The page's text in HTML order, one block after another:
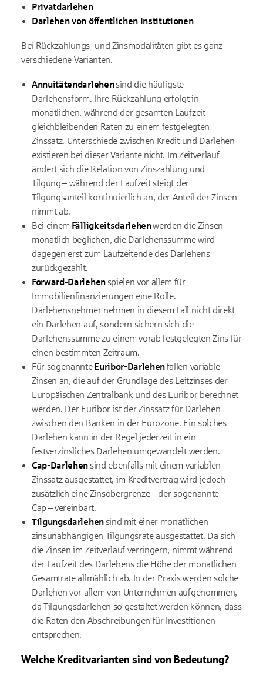
Privatdarlehen
Darlehen von öffentlichen Institutionen
Bei Rückzahlungs- und Zinsmodalitäten gibt es ganz
verschiedene Varianten.
Annuitätendarlehensind die häufigste
Darlehensform. Ihre Rückzahlung erfolgt in
monatlichen, während der gesamten Laufzeit
gleichbleibenden Raten zu einem festgelegten
Zinssatz. Unterschiede zwischen Kredit und Darlehen
existieren bei dieser Variante nicht. Im Zeitverlauf
ändert sich die Relation von Zinszahlung und
Tilgung – während der Laufzeit steigt der
Tilgungsanteil kontinuierlich an, der Anteil der Zinsen
nimmt ab.
Bei einem Fälligkeitsdarlehenwerden die Zinsen
monatlich beglichen, die Darlehenssumme wird
dagegen erst zum Laufzeitende des Darlehens
zurückgezahlt.
Forward-Darlehenspielen vor allem für
Immobilienfinanzierungen eine Rolle.
Darlehensnehmer nehmen in diesem Fall nicht direkt
ein Darlehen auf, sondern sichern sich die
Darlehenssumme zu einem vorab festgelegten Zins für
einen bestimmten Zeitraum.
Für sogenannteEuribor-Darlehenfallen variable
Zinsen an, die auf der Grundlage des Leitzinses der
Europäischen Zentralbank und des Euribor berechnet
werden. Der Euribor ist der Zinssatz für Darlehen
zwischen den Banken in der Eurozone. Ein solches
Darlehen kann in der Regel jederzeit in ein
festverzinsliches Darlehen umgewandelt werden.
Cap-Darlehen sind ebenfalls mit einem variablen
Zinssatz ausgestattet, im Kreditvertrag wird jedoch
zusätzlich eine Zinsobergrenze – der sogenannte
Cap – vereinbart.
Tilgungsdarlehen sind mit einer monatlichen
zinsunabhängigen Tilgungsrate ausgestattet. Da sich
die Zinsen im Zeitverlauf verringern, nimmt während
der Laufzeit des Darlehens die Höhe der monatlichen
Gesamtrate allmählich ab. In der Praxis werden solche
Darlehen vor allem von Unternehmen aufgenommen,
da Tilgungsdarlehen so gestaltet werden können, dass
die Raten den Abschreibungen für Investitionen
entsprechen.
Welche Kreditvarianten sind von Bedeutung?